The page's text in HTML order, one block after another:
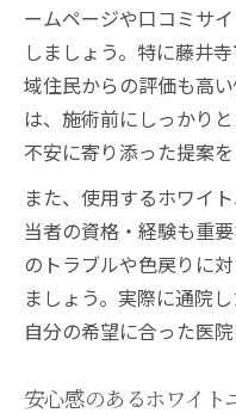
ームページや口コミサ
しましょう。特に藤井
域住民からの評価も高
は、施術前にしっかり
不安に寄り添った提案
また、使用するホワイ
当者の資格・経験も重
のトラブルや色戻りに
ましょう。実際に通院
自分の希望に合った医
安心感のあるホワイト